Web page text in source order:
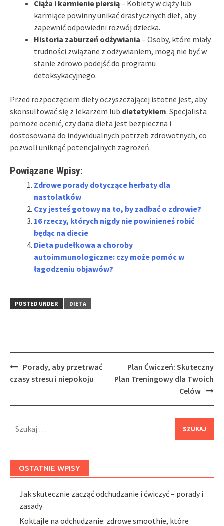
Ciąża i karmienie piersią– Kobiety w ciąży lub
karmiące powinny unikać drastycznych diet, aby
zapewnić odpowiedni rozwój dziecka.
Historia zaburzeń odżywiania – Osoby, które miały
trudności związane z odżywianiem, mogą nie być w
stanie zdrowo podejść do programu
detoksykacyjnego.
Przed rozpoczęciem diety oczyszczającej istotne jest, aby
skonsultować się z lekarzem lub dietetykiem. Specjalista
pomoże ocenić, czy dana dieta jest bezpieczna i
dostosowana do indywidualnych potrzeb zdrowotnych, co
pozwoli uniknąć potencjalnych zagrożeń.
Powiązane Wpisy:
Zdrowe porady dotyczące herbaty dla
nastolatków
Czy jesteś gotowy na to, by zadbać o zdrowie?
16 rzeczy, których nigdy nie powinieneś robić
będąc na diecie
Dieta pudełkowa a choroby
autoimmunologiczne: czy może pomóc w
łagodzeniu objawów?
POSTED UNDER DIETA
Post
navigation
Porady, aby przetrwać
czasy stresu i niepokoju
Plan Ćwiczeń: Skuteczny
Plan Treningowy dla Twoich
Celów
OSTATNIE WPISY
Jak skutecznie zacząć odchudzanie i ćwiczyć – porady i
zasady
Koktajle na odchudzanie: zdrowe smoothie, które